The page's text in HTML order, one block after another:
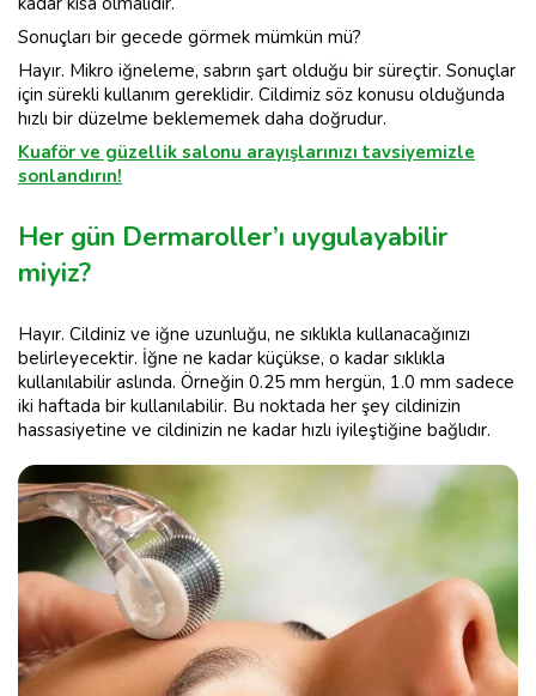
Sonuçları bir gecede görmek mümkün mü?
Hayır. Mikro iğneleme, sabrın şart olduğu bir süreçtir. Sonuçlar
için sürekli kullanım gereklidir. Cildimiz söz konusu olduğunda
hızlı bir düzelme beklememek daha doğrudur.
Kuaför ve güzellik salonu arayışlarınızı tavsiyemizle
sonlandırın!
Her gün Dermaroller’ı uygulayabilir
miyiz?
Hayır. Cildiniz ve iğne uzunluğu, ne sıklıkla kullanacağınızı
belirleyecektir. İğne ne kadar küçükse, o kadar sıklıkla
kullanılabilir aslında. Örneğin 0.25 mm hergün, 1.0 mm sadece
iki haftada bir kullanılabilir. Bu noktada her şey cildinizin
hassasiyetine ve cildinizin ne kadar hızlı iyileştiğine bağlıdır.